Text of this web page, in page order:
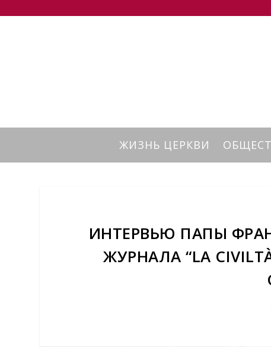
ЖИЗНЬ ЦЕРКВИ
ИНТЕРВЬЮ ПАПЫ
ЖУРНАЛА “LA